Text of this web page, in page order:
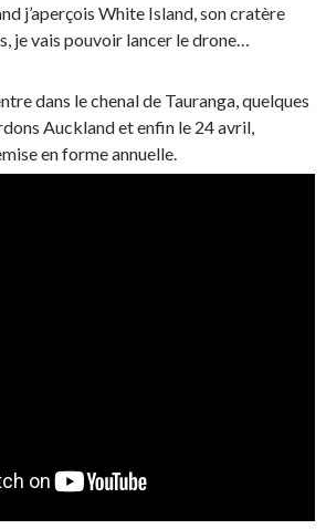
j’aperçois White Island, son cratère
je vais pouvoir lancer le drone…
dans le chenal de Tauranga, quelques
Auckland et enfin le 24 avril,
en forme annuelle.